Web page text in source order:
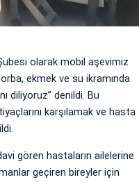
Şubesi olarak mobil aşevimiz
ekmek ve su ikramında
diliyoruz” denildi. Bu
karşılamak ve hasta
gören hastaların ailelerine
geçiren bireyler için